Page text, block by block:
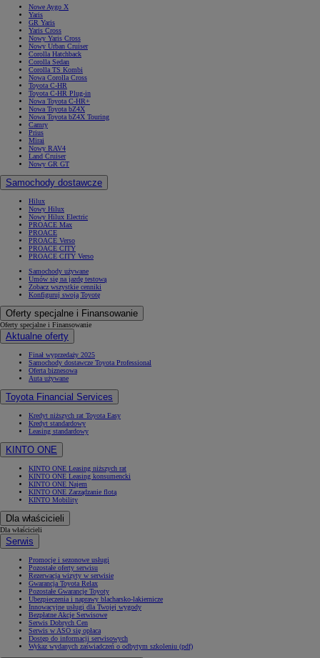
Nowe Aygo X
Yaris
GR Yaris
Yaris Cross
Nowy Yaris Cross
Nowy Urban Cruiser
Corolla Hatchback
Corolla Sedan
Corolla TS Kombi
Nowa Corolla Cross
Toyota C-HR
Toyota C-HR Plug-in
Nowa Toyota C-HR+
Nowa Toyota bZ4X
Nowa Toyota bZ4X Touring
Camry
Prius
Mirai
Nowy RAV4
Land Cruiser
Nowy GR GT
Samochody dostawcze
Hilux
Nowy Hilux
Nowy Hilux Electric
PROACE Max
PROACE
PROACE Verso
PROACE CITY
PROACE CITY Verso
Samochody używane
Umów się na jazdę testową
Zobacz wszystkie cenniki
Konfiguruj swoją Toyotę
Oferty specjalne i Finansowanie
Oferty specjalne i Finansowanie
Aktualne oferty
Finał wyprzedaży 2025
Samochody dostawcze Toyota Professional
Oferta biznesowa
Auta używane
Toyota Financial Services
Kredyt niższych rat Toyota Easy
Kredyt standardowy
Leasing standardowy
KINTO ONE
KINTO ONE Leasing niższych rat
KINTO ONE Leasing konsumencki
KINTO ONE Najem
KINTO ONE Zarządzanie flotą
KINTO Mobility
Dla właścicieli
Dla właścicieli
Serwis
Promocje i sezonowe usługi
Pozostałe oferty serwisu
Rezerwacja wizyty w serwisie
Gwarancja Toyota Relax
Pozostałe Gwarancje Toyoty
Ubezpieczenia i naprawy blacharsko-lakiernicze
Innowacyjne usługi dla Twojej wygody
Bezpłatne Akcje Serwisowe
Serwis Dobrych Cen
Serwis w ASO się opłaca
Dostęp do informacji serwisowych
Wykaz wydanych zaświadczeń o odbytym szkoleniu (pdf)